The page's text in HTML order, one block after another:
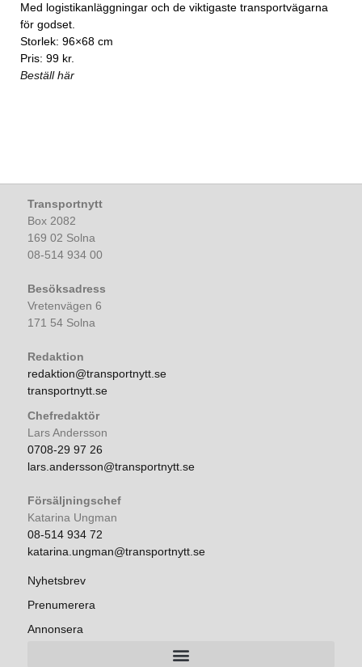
Med logistikanläggningar och de viktigaste transportvägarna
för godset.
Storlek: 96×68 cm
Pris: 99 kr.
Beställ här
Transportnytt
Box 2082
169 02 Solna
08-514 934 00
Besöksadress
Vretenvägen 6
171 54 Solna
Redaktion
redaktion@transportnytt.se
transportnytt.se
Chefredaktör
Lars Andersson
0708-29 97 26
lars.andersson@transportnytt.se
Försäljningschef
Katarina Ungman
08-514 934 72
katarina.ungman@transportnytt.se
Nyhetsbrev
Prenumerera
Annonsera